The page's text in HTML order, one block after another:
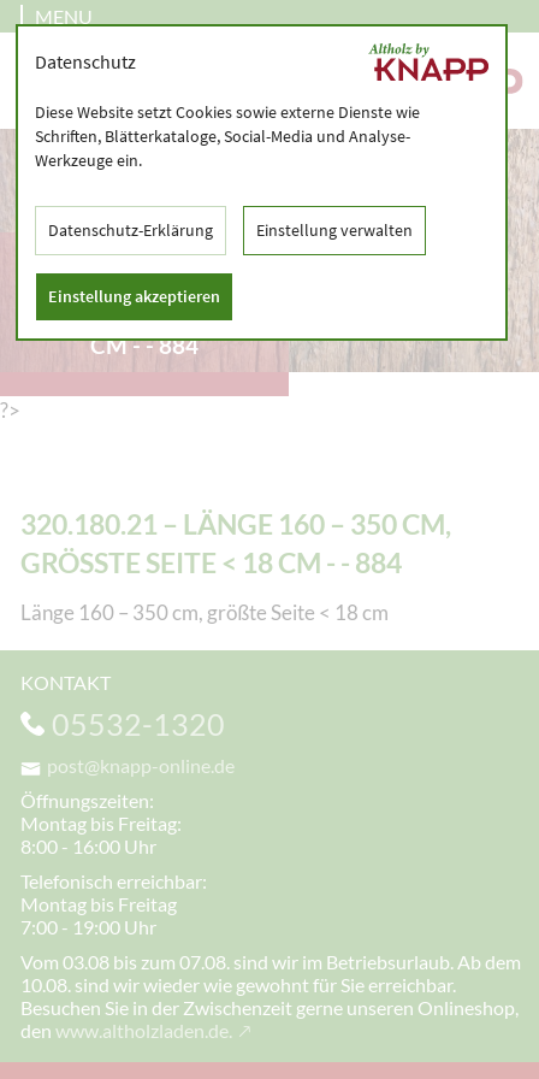
MENU
320.180.21 – LÄNGE
160 – 350 CM,
GRÖSSTE SEITE < 18 C
M - - 884
?>
320.180.21 – LÄNGE 160 – 350 CM,
GRÖSSTE SEITE < 18 CM - - 884
Länge 160 – 350 cm, größte Seite < 18 cm
KONTAKT
05532-1320
post@knapp-online.de
Öffnungszeiten:
Montag bis Freitag:
8:00 - 16:00 Uhr
Telefonisch erreichbar:
Montag bis Freitag
7:00 - 19:00 Uhr
Vom 03.08 bis zum 07.08. sind wir im Betriebsurlaub. Ab dem
10.08. sind wir wieder wie gewohnt für Sie erreichbar.
Besuchen Sie in der Zwischenzeit gerne unseren Onlineshop,
den www.altholzladen.de.
Datenschutz
Diese Website setzt Cookies sowie externe Dienste wie
Schriften, Blätterkataloge, Social-Media und Analyse-
Werkzeuge ein.
Datenschutz-Erklärung Einstellung verwalten
Einstellung akzeptieren